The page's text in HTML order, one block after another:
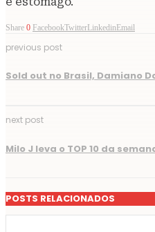
Share 0 FacebookTwitterLinkedinEmail
previous post
Sold out no Brasil, Damiano
next post
Milo J leva o TOP 10 da
POSTS RELACIONADOS